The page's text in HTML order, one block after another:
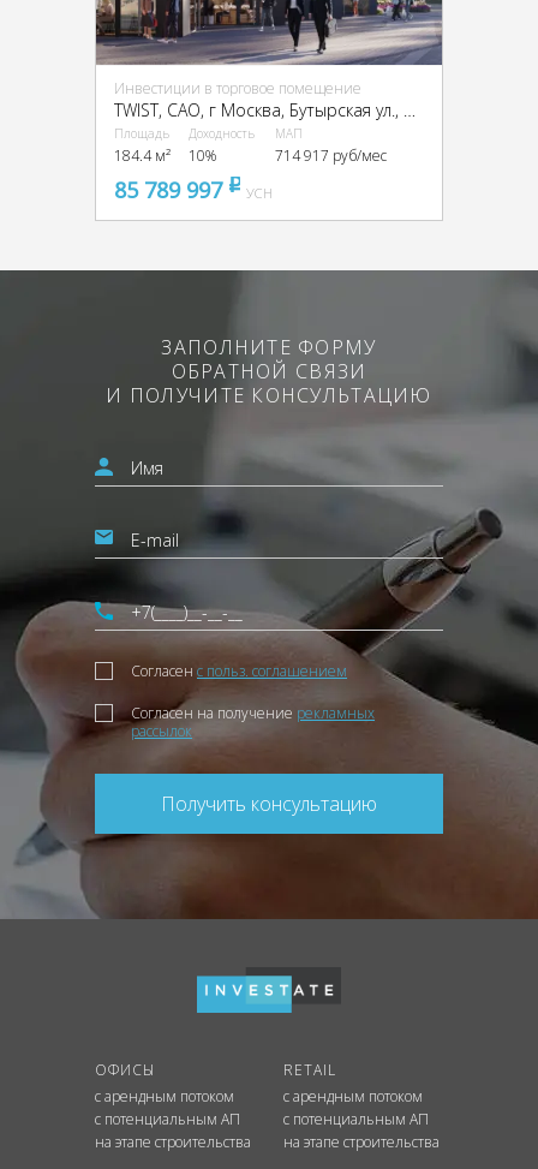
Инвестиции в торговое помещение
TWIST, CАО, г Москва, Бутырская ул., вл. 1
Площадь
184.4 м²
Доходность
10%
МАП
714 917 руб/мес
85 789 997 pуб
УСН
ЗАПОЛНИТЕ ФОРМУ
ОБРАТНОЙ СВЯЗИ
И ПОЛУЧИТЕ КОНСУЛЬТАЦИЮ
Согласен с польз. соглашением
Согласен на получение рекламных
рассылок
Получить консультацию
ОФИСЫ
с арендным потоком
с потенциальным АП
на этапе строительства
RETAIL
с арендным потоком
с потенциальным АП
на этапе строительства